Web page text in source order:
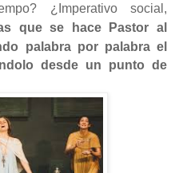
¿Imperativo social,
que se hace Pastor al
palabra por palabra el
desde un punto de